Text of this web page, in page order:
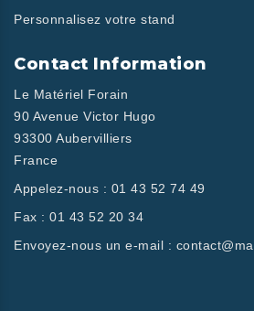
Personnalisez votre stand
Contact Information
Le Matériel Forain
90 Avenue Victor Hugo
93300 Aubervilliers
France
Appelez-nous : 01 43 52 74 49
Fax : 01 43 52 20 34
Envoyez-nous un e-mail :